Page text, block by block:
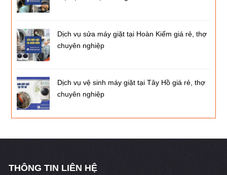
Dịch vụ sửa máy giặt tại Hoàn Kiếm giá rẻ, thợ
chuyên nghiệp
Dịch vụ vệ sinh máy giặt tại Tây Hồ giá rẻ, thợ
chuyên nghiệp
THÔNG TIN LIÊN HỆ